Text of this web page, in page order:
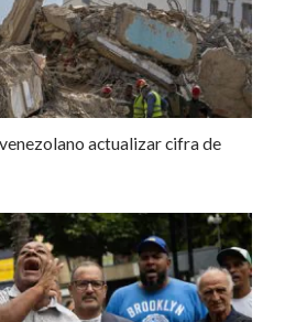
actualizar cifra de